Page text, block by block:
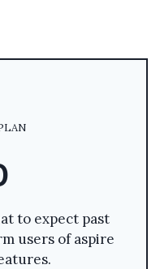
to expect past
users of aspire